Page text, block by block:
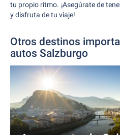
tu propio ritmo. ¡Asegúrate de
y disfruta de tu viaje!
Otros destinos
autos Salzburgo